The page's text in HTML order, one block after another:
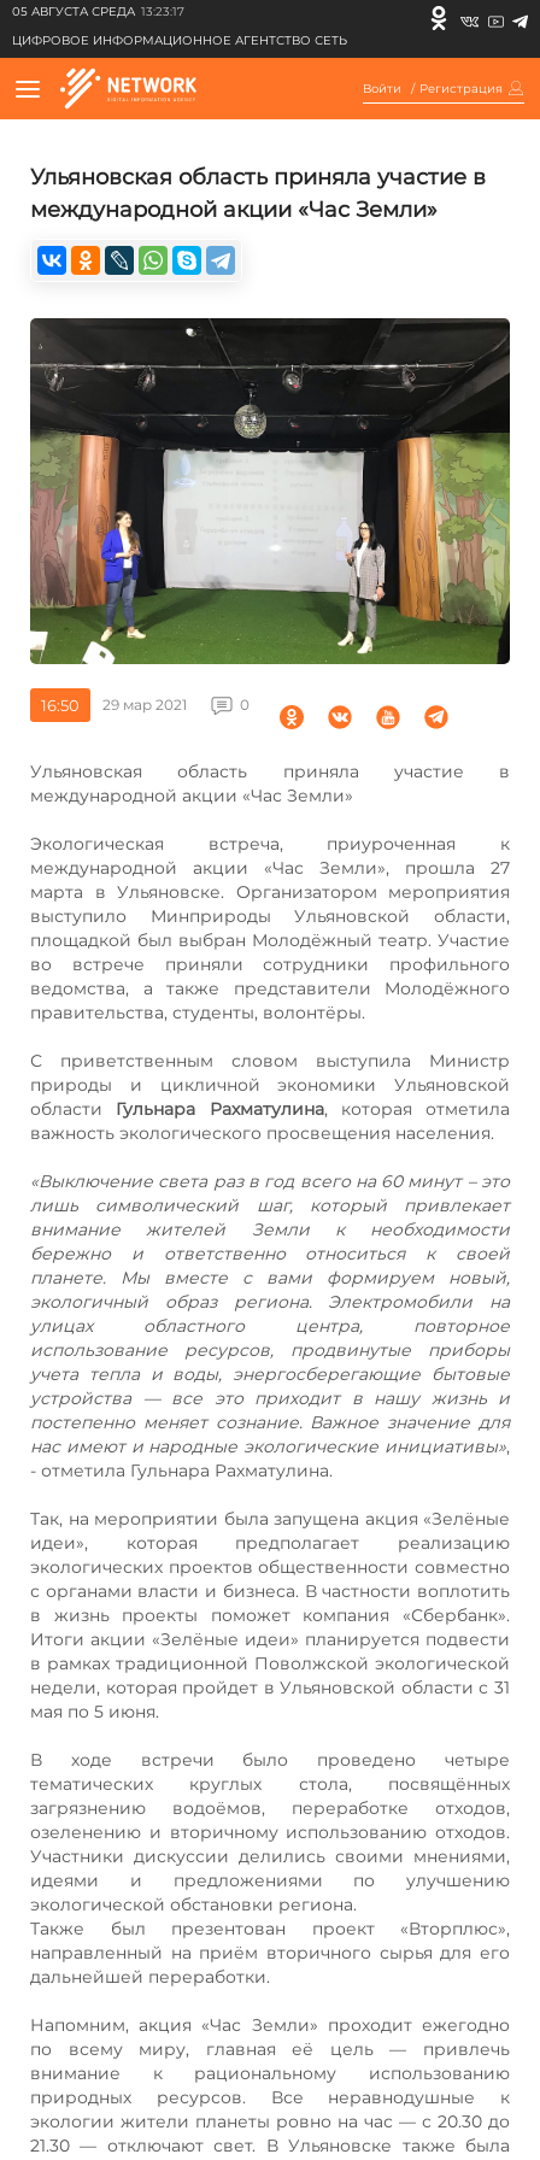
05 АВГУСТА СРЕДА 13:23:17
ЦИФРОВОЕ ИНФОРМАЦИОННОЕ АГЕНТСТВО СЕТЬ
Войти / Регистрация
Ульяновская область приняла участие в
международной акции «Час Земли»
16:50 29 мар 2021 0
Ульяновская область приняла участие в
международной акции «Час Земли»
Экологическая встреча, приуроченная к
международной акции «Час Земли», прошла 27
марта в Ульяновске. Организатором мероприятия
выступило Минприроды Ульяновской области,
площадкой был выбран Молодёжный театр. Участие
во встрече приняли сотрудники профильного
ведомства, а также представители Молодёжного
правительства, студенты, волонтёры.
С приветственным словом выступила Министр
природы и цикличной экономики Ульяновской
области Гульнара Рахматулина, которая отметила
важность экологического просвещения населения.
«Выключение света раз в год всего на 60 минут – это
лишь символический шаг, который привлекает
внимание жителей Земли к необходимости
бережно и ответственно относиться к своей
планете. Мы вместе с вами формируем новый,
экологичный образ региона. Электромобили на
улицах областного центра, повторное
использование ресурсов, продвинутые приборы
учета тепла и воды, энергосберегающие бытовые
устройства — все это приходит в нашу жизнь и
постепенно меняет сознание. Важное значение для
нас имеют и народные экологические инициативы»,
- отметила Гульнара Рахматулина.
Так, на мероприятии была запущена акция «Зелёные
идеи», которая предполагает реализацию
экологических проектов общественности совместно
с органами власти и бизнеса. В частности воплотить
в жизнь проекты поможет компания «Сбербанк».
Итоги акции «Зелёные идеи» планируется подвести
в рамках традиционной Поволжской экологической
недели, которая пройдет в Ульяновской области с 31
мая по 5 июня.
В ходе встречи было проведено четыре
тематических круглых стола, посвящённых
загрязнению водоёмов, переработке отходов,
озеленению и вторичному использованию отходов.
Участники дискуссии делились своими мнениями,
идеями и предложениями по улучшению
экологической обстановки региона.
Также был презентован проект «Вторплюс»,
направленный на приём вторичного сырья для его
дальнейшей переработки.
Напомним, акция «Час Земли» проходит ежегодно
по всему миру, главная её цель — привлечь
внимание к рациональному использованию
природных ресурсов. Все неравнодушные к
экологии жители планеты ровно на час — с 20.30 до
21.30 — отключают свет. В Ульяновске также была